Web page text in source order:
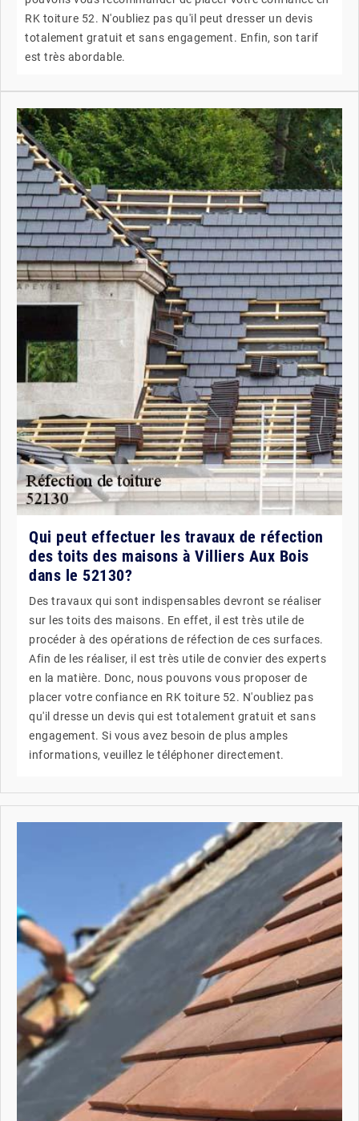
RK toiture 52. N'oubliez pas qu'il peut dresser un devis
totalement gratuit et sans engagement. Enfin, son tarif
est très abordable.
Qui peut effectuer les travaux de réfection
des toits des maisons à Villiers Aux Bois
dans le 52130?
Des travaux qui sont indispensables devront se réaliser
sur les toits des maisons. En effet, il est très utile de
procéder à des opérations de réfection de ces surfaces.
Afin de les réaliser, il est très utile de convier des experts
en la matière. Donc, nous pouvons vous proposer de
placer votre confiance en RK toiture 52. N'oubliez pas
qu'il dresse un devis qui est totalement gratuit et sans
engagement. Si vous avez besoin de plus amples
informations, veuillez le téléphoner directement.